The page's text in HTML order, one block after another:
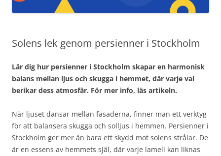
Solens lek genom persienner i Stockholm
Lär dig hur persienner i Stockholm skapar en harmonisk
balans mellan ljus och skugga i hemmet, där varje val
berikar dess atmosfär. För mer info, läs artikeln.
När ljuset dansar mellan fasaderna, finner man ett verktyg
för att balansera skugga och solljus i hemmen. Persienner i
Stockholm ger mer än bara ett skydd mot solens strålar. De
är en essens av hemmets själ, där varje lamell kan liknas